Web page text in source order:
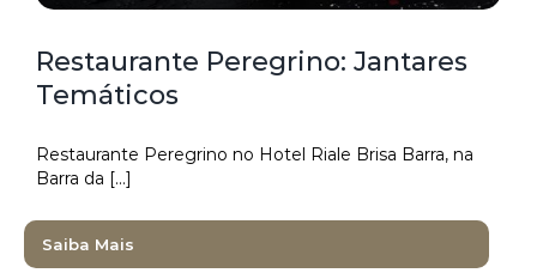
Restaurante Peregrino: Jantares
Temáticos
Restaurante Peregrino no Hotel Riale Brisa Barra, na
Barra da [...]
Saiba Mais